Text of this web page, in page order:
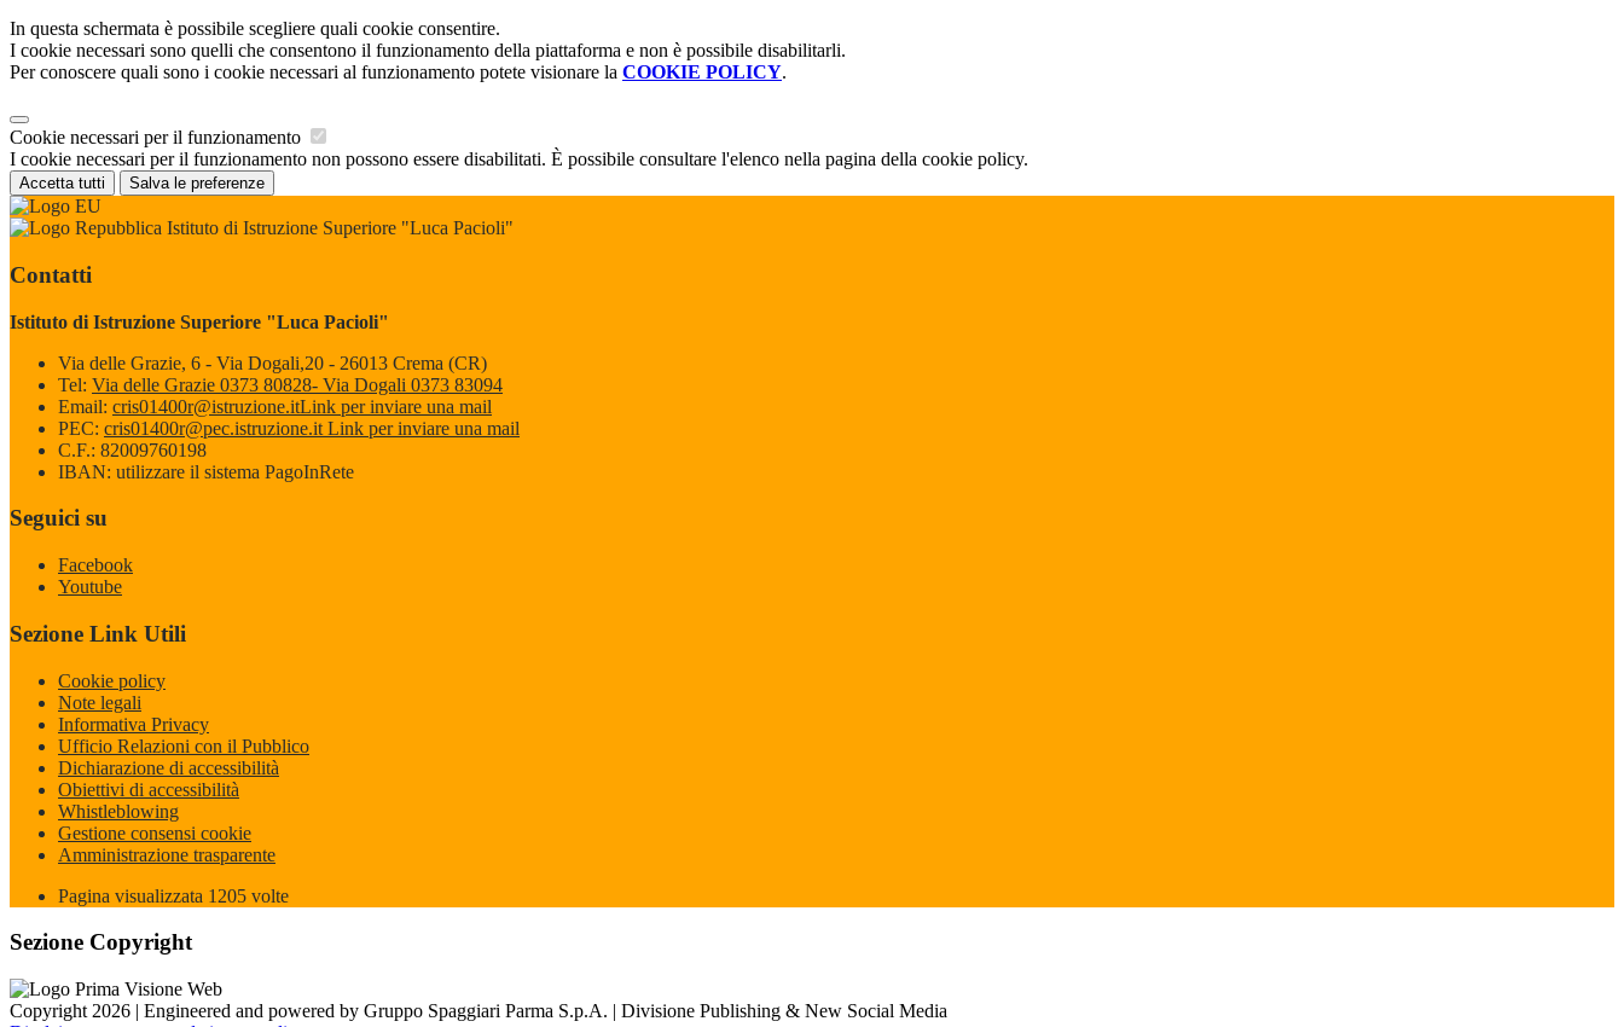
In questa schermata è possibile scegliere quali cookie consentire.
I cookie necessari sono quelli che consentono il funzionamento della piattaforma e non è possibile disabilitarli.
Per conoscere quali sono i cookie necessari al funzionamento potete visionare la COOKIE POLICY.
Cookie necessari per il funzionamento
I cookie necessari per il funzionamento non possono essere disabilitati. È possibile consultare l'elenco nella pagina della cookie policy.
Accetta tutti Salva le preferenze
Istituto di Istruzione Superiore "Luca Pacioli"
Contatti
Istituto di Istruzione Superiore "Luca Pacioli"
Via delle Grazie, 6 - Via Dogali,20 - 26013 Crema (CR)
Tel: Via delle Grazie 0373 80828- Via Dogali 0373 83094
Email: cris01400r@istruzione.itLink per inviare una mail
PEC: cris01400r@pec.istruzione.it Link per inviare una mail
C.F.: 82009760198
IBAN: utilizzare il sistema PagoInRete
Seguici su
Facebook
Youtube
Sezione Link Utili
Cookie policy
Note legali
Informativa Privacy
Ufficio Relazioni con il Pubblico
Dichiarazione di accessibilità
Obiettivi di accessibilità
Whistleblowing
Gestione consensi cookie
Amministrazione trasparente
Pagina visualizzata 1205 volte
Sezione Copyright
Copyright 2026 | Engineered and powered by Gruppo Spaggiari Parma S.p.A. | Divisione Publishing & New Social Media